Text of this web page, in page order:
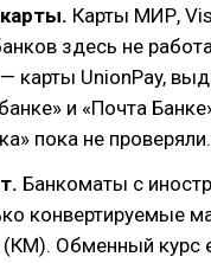
Карты МИР,
здесь не
карты UnionPay,
и «Почта
пока не проверяли.
Банкоматы с
конвертируемые
(КМ). Обменный курс